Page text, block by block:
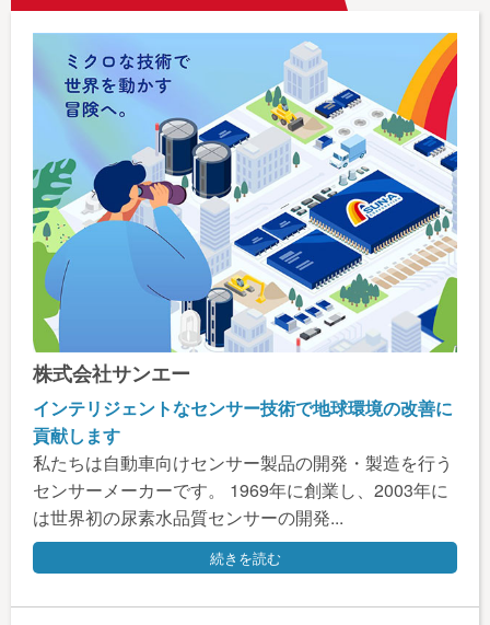
株式会社サンエー
インテリジェントなセンサー技術で地球環境の改善に
貢献します
私たちは自動車向けセンサー製品の開発・製造を行う
センサーメーカーです。 1969年に創業し、2003年に
は世界初の尿素水品質センサーの開発...
続きを読む